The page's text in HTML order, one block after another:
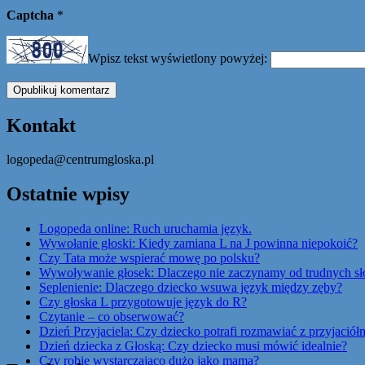
Captcha *
Wpisz tekst wyświetlony powyżej:
Kontakt
logopeda@centrumgloska.pl
Ostatnie wpisy
Logopeda online: Ruch uruchamia język.
Wywołanie głoski: Kiedy zamiana L na J powinna niepokoić?
Czy Tata może wspierać mowę po polsku?
Wywoływanie głosek: Dlaczego nie zaczynamy od trudnych
Seplenienie: Dlaczego dziecko wsuwa język między zęby?
Czy głoska L przygotowuje język do R?
Czytanie – co obserwować?
Dzień Przyjaciela: Czy dziecko potrafi rozmawiać z
Dzień dziecka z Głoską: Czy dziecko musi mówić idealnie?
Czy robię wystarczająco dużo jako mama?